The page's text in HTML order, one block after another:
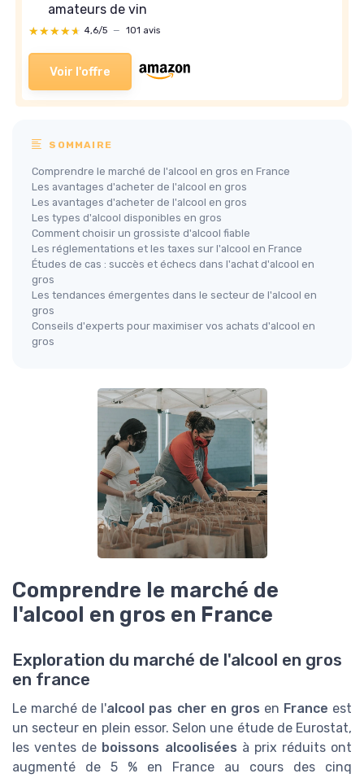
amateurs de vin
★★★★★
★★★★★ 4,6/5 — 101 avis
Voir l'offre
SOMMAIRE
Comprendre le marché de l'alcool en gros en France
Les avantages d'acheter de l'alcool en gros
Les avantages d'acheter de l'alcool en gros
Les types d'alcool disponibles en gros
Comment choisir un grossiste d'alcool fiable
Les réglementations et les taxes sur l'alcool en France
Études de cas : succès et échecs dans l'achat d'alcool en
gros
Les tendances émergentes dans le secteur de l'alcool en
gros
Conseils d'experts pour maximiser vos achats d'alcool en
gros
Comprendre le marché de
l'alcool en gros en France
Exploration du marché de l'alcool en gros
en france
Le marché de l'alcool pas cher en gros en France est
un secteur en plein essor. Selon une étude de Eurostat,
les ventes de boissons alcoolisées à prix réduits ont
augmenté de 5 % en France au cours des cinq